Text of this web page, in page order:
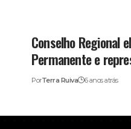
Conselho Regional
Permanente e
PorTerra Ruiva 6 anos atrás